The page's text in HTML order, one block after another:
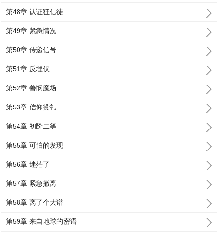
第48章 认证狂信徒
第49章 紧急情况
第50章 传递信号
第51章 反埋伏
第52章 善悯魔场
第53章 信仰赞礼
第54章 初阶二等
第55章 可怕的发现
第56章 迷茫了
第57章 紧急撤离
第58章 离了个大谱
第59章 来自地球的密语